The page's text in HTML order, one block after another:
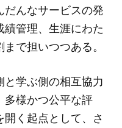
んなサービスの発
管理、生涯にわた
で担いつつある。
学ぶ側の相互協力
多様かつ公平な評
く起点として、さ